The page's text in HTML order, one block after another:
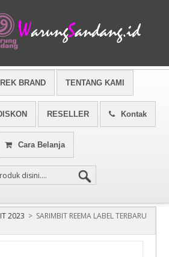
BRAND TENTANG KAMI
RESELLER Kontak
Cara Belanja
2023 > SARIMBIT REEMA LABEL TERBARU